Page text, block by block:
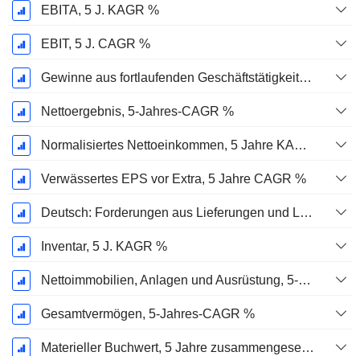
EBITA, 5 J. KAGR %
EBIT, 5 J. CAGR %
Gewinne aus fortlaufenden Geschäftstätigkeiten, 5-Jahres-CAGR %
Nettoergebnis, 5-Jahres-CAGR %
Normalisiertes Nettoeinkommen, 5 Jahre KAGR %
Verwässertes EPS vor Extra, 5 Jahre CAGR %
Deutsch: Forderungen aus Lieferungen und Leistungen, 5-Jahres-CAGR %
Inventar, 5 J. KAGR %
Nettoimmobilien, Anlagen und Ausrüstung, 5-Jahres-CAGR %
Gesamtvermögen, 5-Jahres-CAGR %
Materieller Buchwert, 5 Jahre zusammengesetzte jährliche Wachstumsrate %